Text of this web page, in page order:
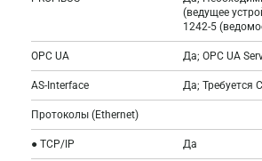
(ведущее
1242-5
OPC UA Да; OPC UA
AS-Interface Да; Требуется
Протоколы (Ethernet)
● TCP/IP Да